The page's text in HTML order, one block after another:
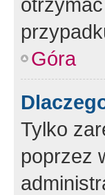
Góra
Tylko
poprzez